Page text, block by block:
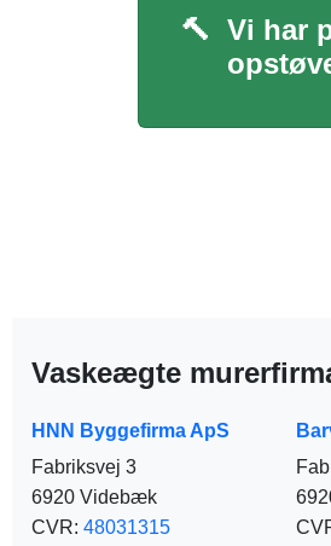
🔨 Vi har
Vaskeægte
HNN Byggefirma ApS
Fabriksvej 3
6920 Videbæk
CVR: 48031315